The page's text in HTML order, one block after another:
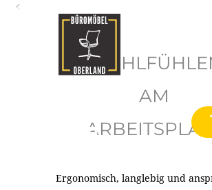
AM
Ergonomisch, langlebig und